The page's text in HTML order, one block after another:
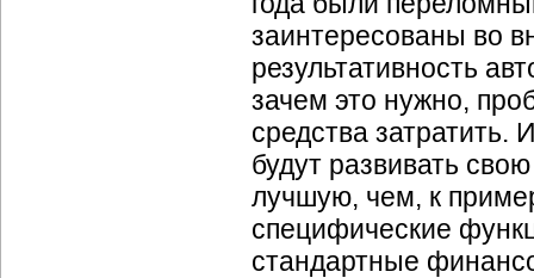
заинтересованы во
результативность
зачем это нужно,
средства
будут развивать
лучшую, чем, к
специфические
стандартные